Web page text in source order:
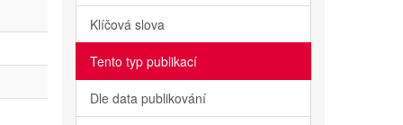
Klíčová slova
Tento typ publikací
Dle data publikování